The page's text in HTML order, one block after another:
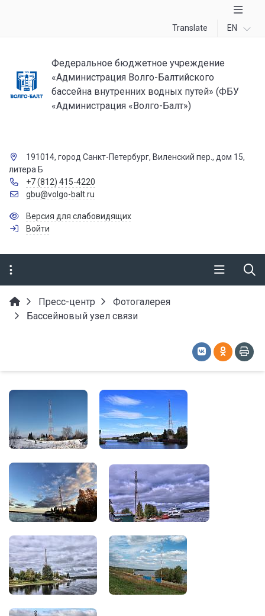
Translate EN
Федеральное бюджетное учреждение
«Администрация Волго-Балтийского
бассейна внутренних водных путей» (ФБУ
«Администрация «Волго-Балт»)
191014, город Санкт-Петербург, Виленский пер., дом 15,
литера Б
+7 (812) 415-4220
gbu@volgo-balt.ru
Версия для слабовидящих
Войти
Пресс-центр
Фотогалерея
Бассейновый узел связи